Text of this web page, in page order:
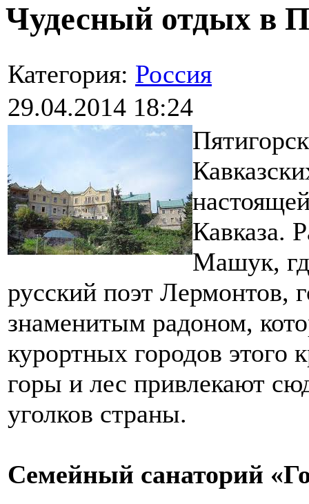
Чудесный отдых в
Категория: Россия
29.04.2014 18:24
Кавказа.
Машук,
русский поэт Лермонтов,
знаменитым радоном,
курортных городов этого
горы и лес привлекают
уголков страны.
Семейный санаторий